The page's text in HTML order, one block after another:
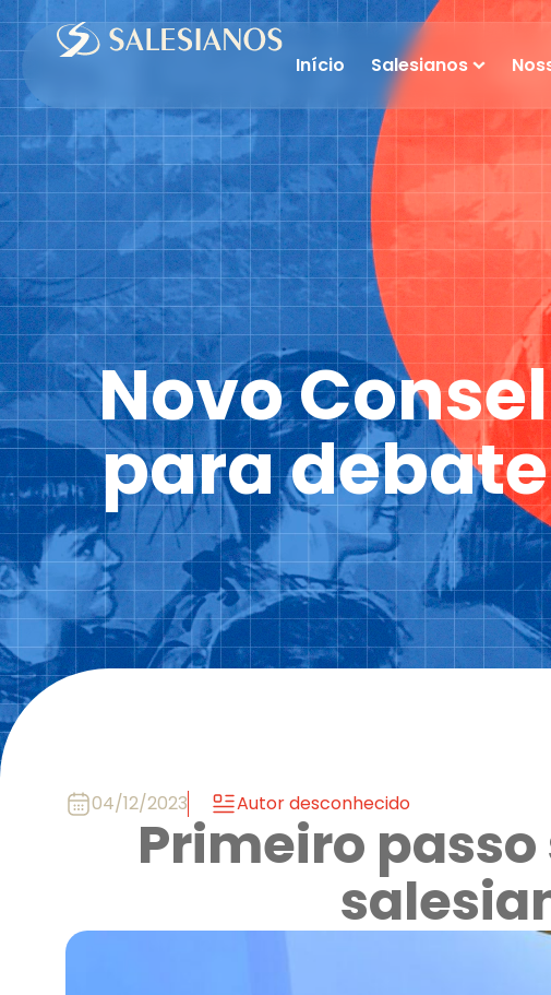
Início Salesianos
Novo
para
04/12/2023 Autor desconhecido
Primeiro